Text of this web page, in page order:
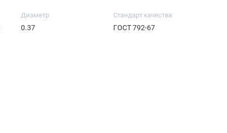
Диаметр
0.37
Стандарт качества
ГОСТ 792-67